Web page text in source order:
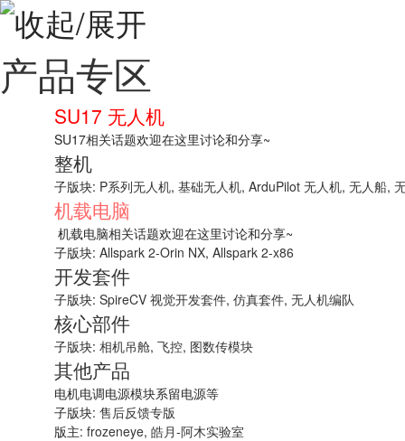
产品专区
SU17 无人机
SU17相关话题欢迎在这里讨论和分享~
整机
子版块: P系列无人机, 基础无人机, ArduPilot 无人机, 无人船,
机载电脑
机载电脑相关话题欢迎在这里讨论和分享~
子版块: Allspark 2-Orin NX, Allspark 2-x86
开发套件
子版块: SpireCV 视觉开发套件, 仿真套件, 无人机编队
核心部件
子版块: 相机吊舱, 飞控, 图数传模块
其他产品
电机电调电源模块系留电源等
子版块: 售后反馈专版
版主: frozeneye, 皓月-阿木实验室